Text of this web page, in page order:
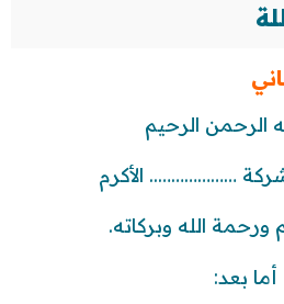
الرحمن الرحيم
……………….. الأكرم
ورحمة الله وبركاته.
أما بعد: